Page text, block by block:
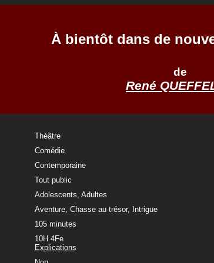
À bientôt dans de
de
René
Théâtre
Comédie
Contemporaine
Tout public
Adolescents, Adultes
Aventure, Chasse au trésor, Intrigue
105 minutes
10H 4Fe
Explications